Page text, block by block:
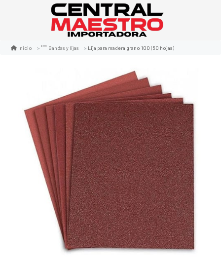
Inicio Bandas y lijas Lija para madera grano 100 (50 hojas)